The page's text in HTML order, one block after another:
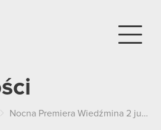
Nocna Premiera Wiedźmina 2 już w najbliższy poniedziałek!